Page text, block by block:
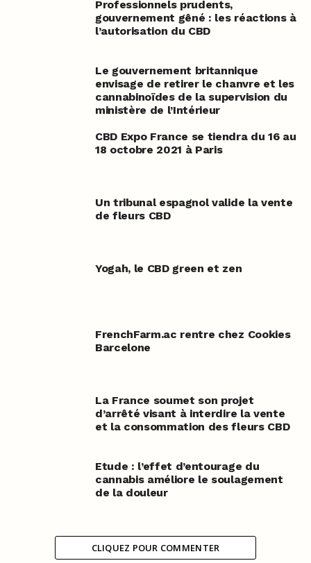
Professionnels prudents,
gouvernement gêné : les réactions à
l’autorisation du CBD
Le gouvernement britannique
envisage de retirer le chanvre et les
cannabinoïdes de la supervision du
ministère de l’Intérieur
CBD Expo France se tiendra du 16 au
18 octobre 2021 à Paris
Un tribunal espagnol valide la vente
de fleurs CBD
Yogah, le CBD green et zen
FrenchFarm.ac rentre chez Cookies
Barcelone
La France soumet son projet
d’arrêté visant à interdire la vente
et la consommation des fleurs CBD
Etude : l’effet d’entourage du
cannabis améliore le soulagement
de la douleur
CLIQUEZ POUR COMMENTER